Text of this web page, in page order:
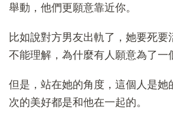
舉動，他們更願意靠近你。
比如說對方男友出軌了，她要死要
不能理解，為什麼有人願意為了一
但是，站在她的角度，這個人是她
次的美好都是和他在一起的。